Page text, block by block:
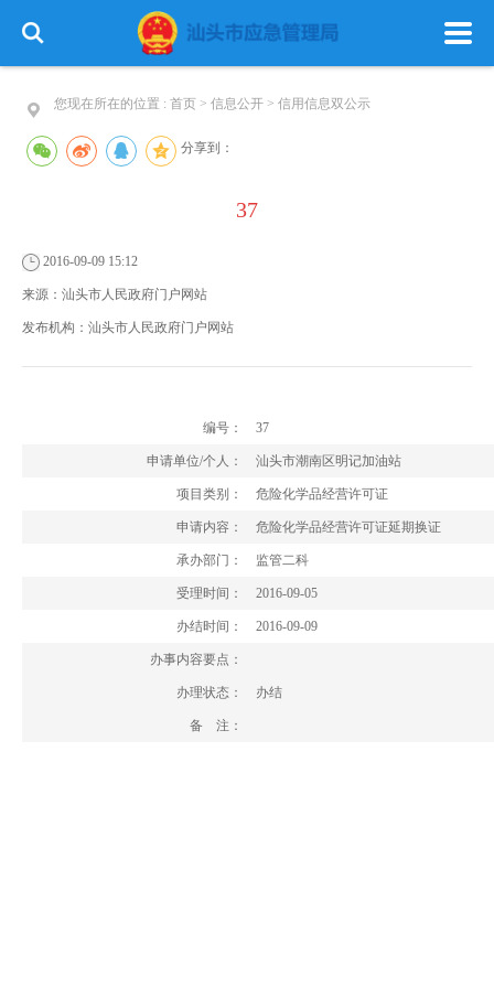
政务服务
信息公开
您现在所在的位置 : 首页 > 信息公开 > 信用信息双公示
分享到：
37
2016-09-09 15:12
来源： 汕头市人民政府门户网站
发布机构： 汕头市人民政府门户网站
编号： 37
申请单位/个人： 汕头市潮南区明记加油站
项目类别： 危险化学品经营许可证
申请内容： 危险化学品经营许可证延期换证
承办部门： 监管二科
受理时间： 2016-09-05
办结时间： 2016-09-09
办事内容要点：
办理状态： 办结
备 注：